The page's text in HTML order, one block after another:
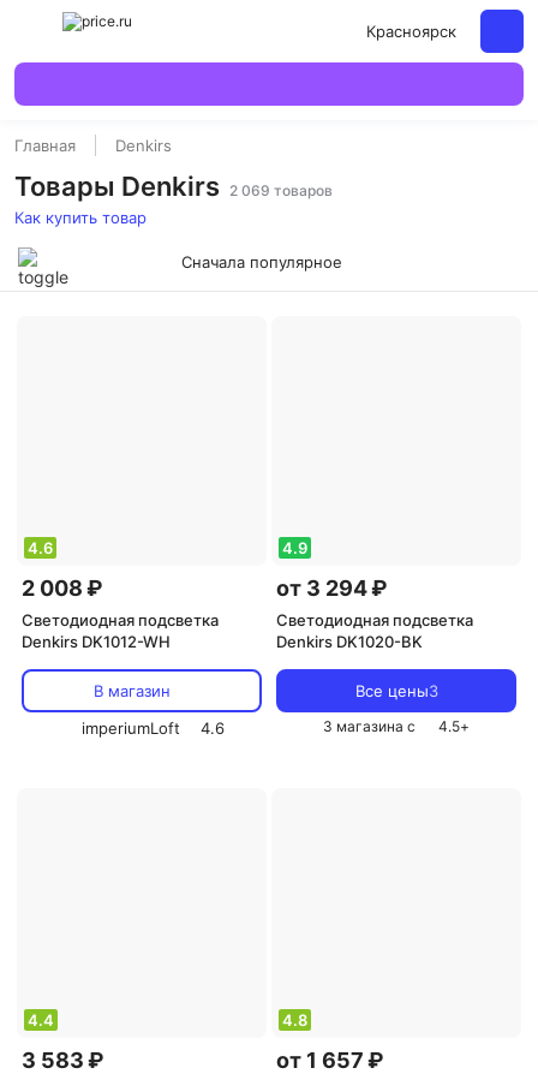
Красноярск
Главная Denkirs
Товары Denkirs 2 069 товаров
Как купить товар
Сначала популярное
4.6
2 008 ₽
Светодиодная подсветка
Denkirs DK1012-WH
В магазин
imperiumLoft
4.6
4.9
от 3 294 ₽
Светодиодная подсветка
Denkirs DK1020-BK
Все цены3
3 магазина с 4.5+
4.4
3 583 ₽
4.8
от 1 657 ₽